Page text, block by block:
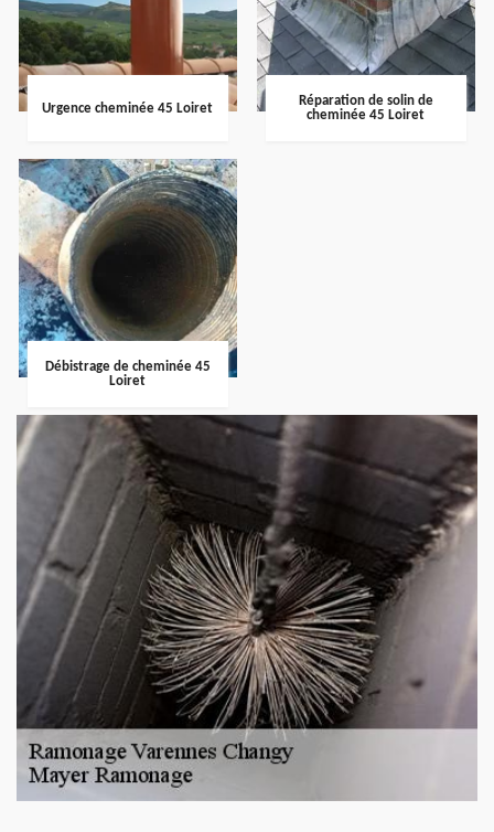
Urgence cheminée 45 Loiret
Réparation de solin de
cheminée 45 Loiret
Débistrage de cheminée 45
Loiret